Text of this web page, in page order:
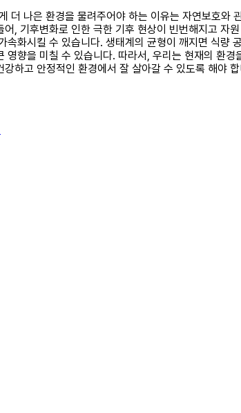
더 나은 환경을 물려주어야 하는 이유는 자연보호
, 기후변화로 인한 극한 기후 현상이 빈번해지고
화시킬 수 있습니다. 생태계의 균형이 깨지면 식
향을 미칠 수 있습니다. 따라서, 우리는 현재의 환
하고 안정적인 환경에서 잘 살아갈 수 있도록 해야